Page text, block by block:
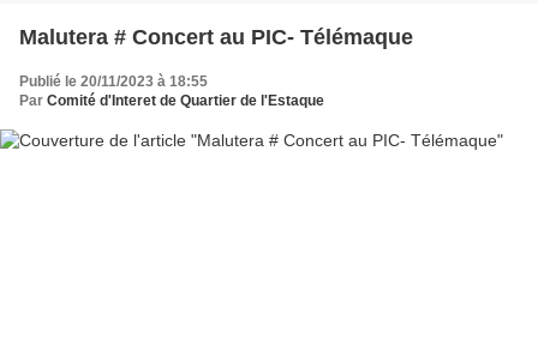
Malutera # Concert au PIC- Télémaque
Publié le 20/11/2023 à 18:55
Par Comité d'Interet de Quartier de l'Estaque